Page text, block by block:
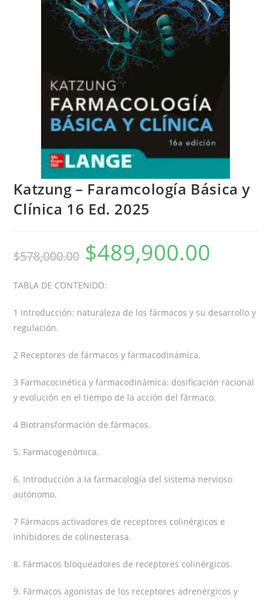
Katzung – Faramcología Básica y
Clínica 16 Ed. 2025
$578,000.00 $489,900.00
TABLA DE CONTENIDO:
1 Introducción: naturaleza de los fármacos y su desarrollo y
regulación.
2 Receptores de fármacos y farmacodinámica.
3 Farmacocinética y farmacodinámica: dosificación racional
y evolución en el tiempo de la acción del fármaco.
4 Biotransformación de fármacos.
5. Farmacogenómica.
6. Introducción a la farmacología del sistema nervioso
autónomo.
7 Fármacos activadores de receptores colinérgicos e
inhibidores de colinesterasa.
8. Fármacos bloqueadores de receptores colinérgicos.
9. Fármacos agonistas de los receptores adrenérgicos y